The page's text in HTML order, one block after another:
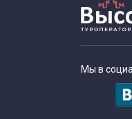
Автобусные
Автобусные
Мы в